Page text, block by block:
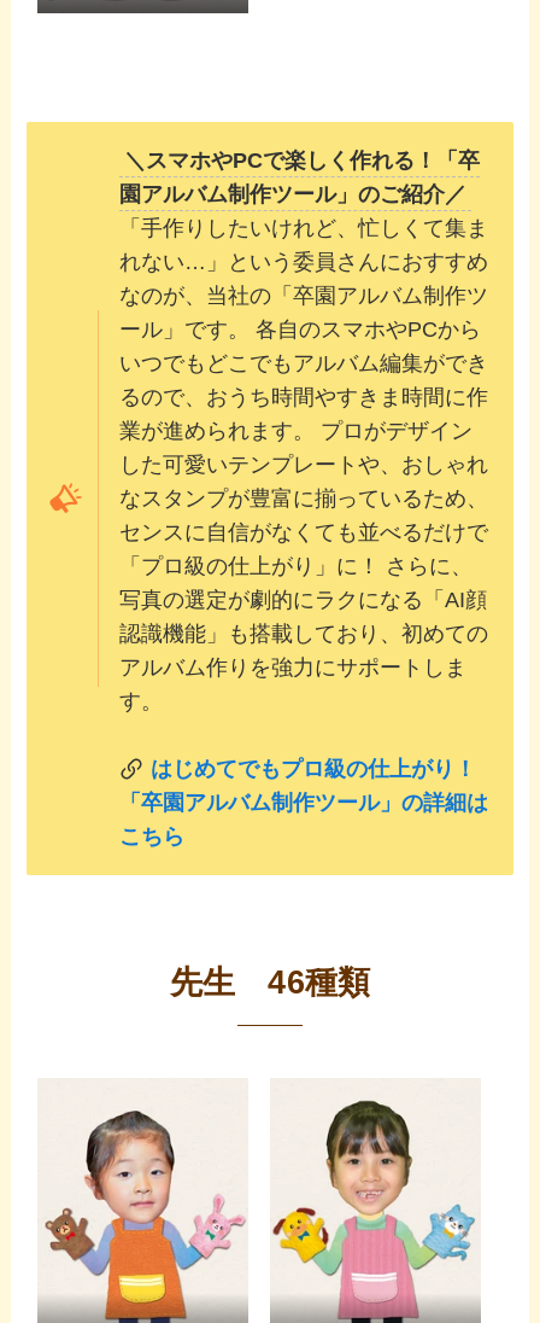
＼スマホやPCで楽しく作れる！「卒
園アルバム制作ツール」のご紹介／
「手作りしたいけれど、忙しくて集ま
れない…」という委員さんにおすすめ
なのが、当社の「卒園アルバム制作ツ
ール」です。 各自のスマホやPCから
いつでもどこでもアルバム編集ができ
るので、おうち時間やすきま時間に作
業が進められます。 プロがデザイン
した可愛いテンプレートや、おしゃれ
なスタンプが豊富に揃っているため、
センスに自信がなくても並べるだけで
「プロ級の仕上がり」に！ さらに、
写真の選定が劇的にラクになる「AI顔
認識機能」も搭載しており、初めての
アルバム作りを強力にサポートしま
す。
はじめてでもプロ級の仕上がり！
「卒園アルバム制作ツール」の詳細は
こちら
先生 46種類